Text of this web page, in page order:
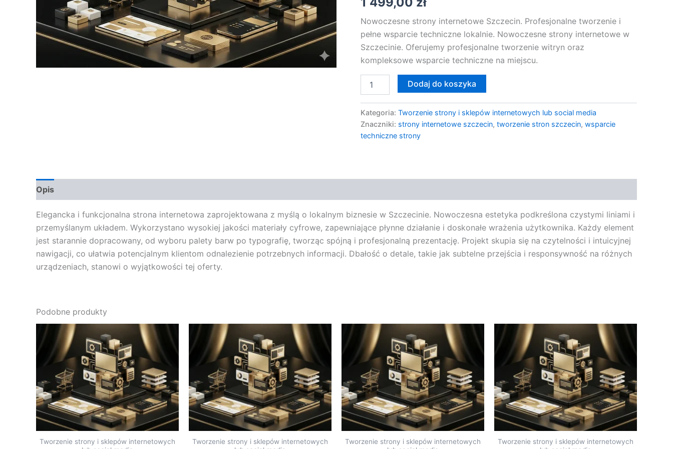
Nowoczesne strony internetowe Szczecin. Profesjonalne tworzenie i
pełne wsparcie techniczne lokalnie. Nowoczesne strony internetowe w
Szczecinie. Oferujemy profesjonalne tworzenie witryn oraz
kompleksowe wsparcie techniczne na miejscu.
Dodaj do koszyka
Kategoria: Tworzenie strony i sklepów internetowych lub social media
Znaczniki: strony internetowe szczecin, tworzenie stron szczecin, wsparcie
techniczne strony
Opis
Elegancka i funkcjonalna strona internetowa zaprojektowana z myślą o lokalnym biznesie w Szczecinie. Nowoczesna estetyka podkreślona czystymi liniami i
przemyślanym układem. Wykorzystano wysokiej jakości materiały cyfrowe, zapewniające płynne działanie i doskonałe wrażenia użytkownika. Każdy element
jest starannie dopracowany, od wyboru palety barw po typografię, tworząc spójną i profesjonalną prezentację. Projekt skupia się na czytelności i intuicyjnej
nawigacji, co ułatwia potencjalnym klientom odnalezienie potrzebnych informacji. Dbałość o detale, takie jak subtelne przejścia i responsywność na różnych
urządzeniach, stanowi o wyjątkowości tej oferty.
Podobne produkty
Tworzenie strony i sklepów internetowych
Tworzenie strony i sklepów internetowych
Tworzenie strony i sklepów internetowych
Tworzenie strony i sklepów internetowych